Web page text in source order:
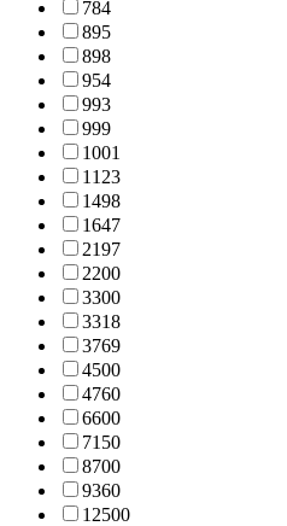
784
895
898
954
993
999
1001
1123
1498
1647
2197
2200
3300
3318
3769
4500
4760
6600
7150
8700
9360
12500